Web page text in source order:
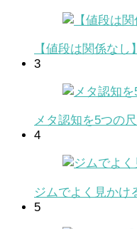
【値段は関係な
3
メタ認知を5つの
4
ジムでよく見かけ
5